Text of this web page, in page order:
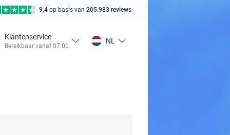
9,4 op basis van 205.983 reviews
Klantenservice
Bereikbaar vanaf 07:00
NL